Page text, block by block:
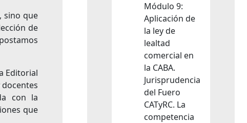
sino que
de
Editorial
con la
que
Módulo 9:
Aplicación de
la ley de
lealtad
comercial en
la CABA.
Jurisprudencia
del Fuero
CATyRC. La
competencia